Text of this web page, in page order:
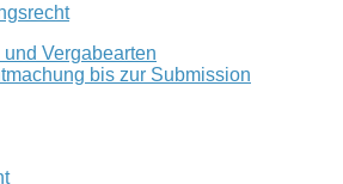
Vergabearten
bis zur Submission